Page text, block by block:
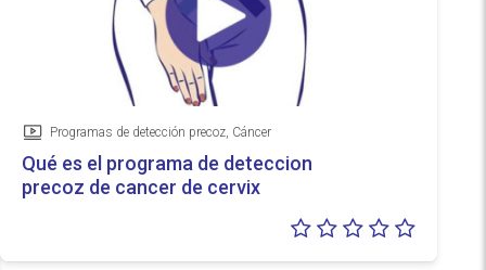
Vídeo
Programas de detección precoz, Cáncer
Qué es el programa de deteccion
precoz de cancer de cervix